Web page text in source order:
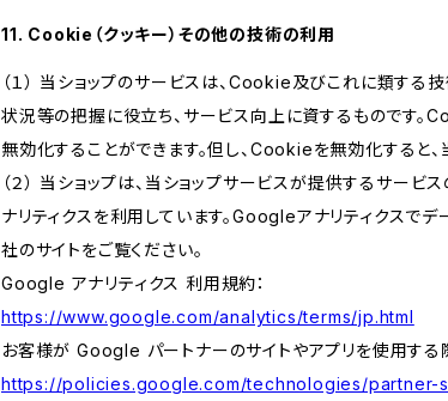
11. Cookie（クッキー）その他の技術の利用
（１） 当ショップのサービスは、Cookie及びこれに類する
状況等の把握に役立ち、サービス向上に資するものです
無効化することができます。但し、Cookieを無効化すると
（２） 当ショップは、当ショップサービスが提供するサ
ナリティクスを利用しています。Googleアナリティクスで
社のサイトをご覧ください。
Google アナリティクス 利用規約：
https://www.google.com/analytics/terms/jp.html
お客様が Google パートナーのサイトやアプリを使用す
https://policies.google.com/technologies/partner-